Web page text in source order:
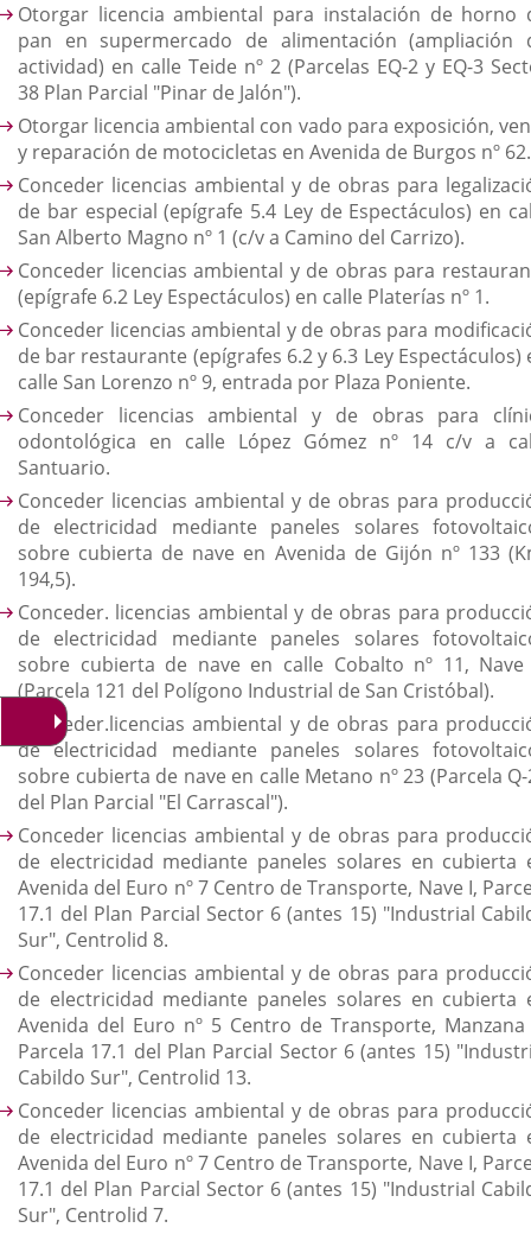
Otorgar licencia ambiental para instalación de horno
pan en supermercado de alimentación (ampliación
actividad) en calle Teide nº 2 (Parcelas EQ-2 y EQ-3
38 Plan Parcial "Pinar de Jalón").
Otorgar licencia ambiental con vado para exposición,
y reparación de motocicletas en Avenida de Burgos nº 62.
Conceder licencias ambiental y de obras para
de bar especial (epígrafe 5.4 Ley de Espectáculos) en
San Alberto Magno nº 1 (c/v a Camino del Carrizo).
Conceder licencias ambiental y de obras para
(epígrafe 6.2 Ley Espectáculos) en calle Platerías nº 1.
Conceder licencias ambiental y de obras para
de bar restaurante (epígrafes 6.2 y 6.3 Ley Espectáculos)
calle San Lorenzo nº 9, entrada por Plaza Poniente.
Conceder licencias ambiental y de obras para
odontológica en calle López Gómez nº 14 c/v a
Santuario.
Conceder licencias ambiental y de obras para
de electricidad mediante paneles solares
sobre cubierta de nave en Avenida de Gijón nº 133
194,5).
Conceder. licencias ambiental y de obras para
de electricidad mediante paneles solares
sobre cubierta de nave en calle Cobalto nº 11,
(Parcela 121 del Polígono Industrial de San Cristóbal).
Conceder.licencias ambiental y de obras para
de electricidad mediante paneles solares
sobre cubierta de nave en calle Metano nº 23 (Parcela
del Plan Parcial "El Carrascal").
Conceder licencias ambiental y de obras para
de electricidad mediante paneles solares en cubierta
Avenida del Euro nº 7 Centro de Transporte, Nave I,
17.1 del Plan Parcial Sector 6 (antes 15) "Industrial
Sur", Centrolid 8.
Conceder licencias ambiental y de obras para
de electricidad mediante paneles solares en cubierta
Avenida del Euro nº 5 Centro de Transporte, Manzana
Parcela 17.1 del Plan Parcial Sector 6 (antes 15)
Cabildo Sur", Centrolid 13.
Conceder licencias ambiental y de obras para
de electricidad mediante paneles solares en cubierta
Avenida del Euro nº 7 Centro de Transporte, Nave I,
17.1 del Plan Parcial Sector 6 (antes 15) "Industrial
Sur", Centrolid 7.